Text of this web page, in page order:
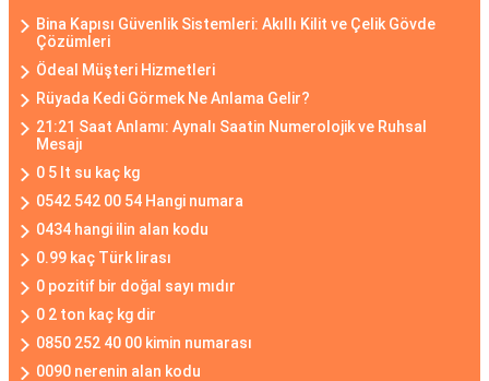
Bina Kapısı Güvenlik Sistemleri: Akıllı Kilit ve Çelik Gövde
Çözümleri
Ödeal Müşteri Hizmetleri
Rüyada Kedi Görmek Ne Anlama Gelir?
21:21 Saat Anlamı: Aynalı Saatin Numerolojik ve Ruhsal
Mesajı
0 5 lt su kaç kg
0542 542 00 54 Hangi numara
0434 hangi ilin alan kodu
0.99 kaç Türk lirası
0 pozitif bir doğal sayı mıdır
0 2 ton kaç kg dir
0850 252 40 00 kimin numarası
0090 nerenin alan kodu